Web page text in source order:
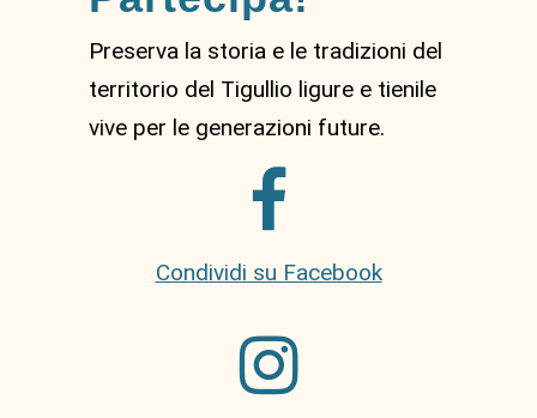
Preserva la storia e le tradizioni del
territorio del Tigullio ligure e tienile
vive per le generazioni future.
Condividi su Facebook